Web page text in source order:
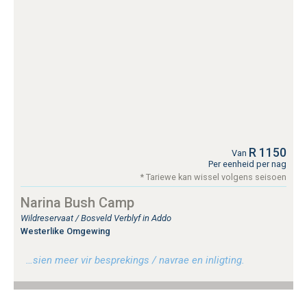
Van R 1150
Per eenheid per nag
* Tariewe kan wissel volgens seisoen
Narina Bush Camp
Wildreservaat / Bosveld Verblyf in Addo
Westerlike Omgewing
…sien meer vir besprekings / navrae en inligting.